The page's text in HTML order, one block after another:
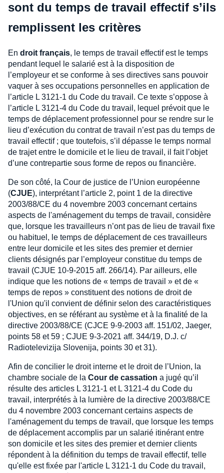
sont du temps de travail effectif s’ils
remplissent les critères
En droit français, le temps de travail effectif est le temps
pendant lequel le salarié est à la disposition de
l’employeur et se conforme à ses directives sans pouvoir
vaquer à ses occupations personnelles en application de
l’article L 3121-1 du Code du travail. Ce texte s’oppose à
l’article L 3121-4 du Code du travail, lequel prévoit que le
temps de déplacement professionnel pour se rendre sur le
lieu d’exécution du contrat de travail n’est pas du temps de
travail effectif ; que toutefois, s’il dépasse le temps normal
de trajet entre le domicile et le lieu de travail, il fait l’objet
d’une contrepartie sous forme de repos ou financière.
De son côté, la Cour de justice de l’Union européenne
(CJUE), interprétant l’article 2, point 1 de la directive
2003/88/CE du 4 novembre 2003 concernant certains
aspects de l'aménagement du temps de travail, considère
que, lorsque les travailleurs n’ont pas de lieu de travail fixe
ou habituel, le temps de déplacement de ces travailleurs
entre leur domicile et les sites des premier et dernier
clients désignés par l’employeur constitue du temps de
travail (CJUE 10-9-2015 aff. 266/14). Par ailleurs, elle
indique que les notions de « temps de travail » et de «
temps de repos » constituent des notions de droit de
l'Union qu'il convient de définir selon des caractéristiques
objectives, en se référant au système et à la finalité de la
directive 2003/88/CE (CJCE 9-9-2003 aff. 151/02, Jaeger,
points 58 et 59 ; CJUE 9-3-2021 aff. 344/19, D.J. c/
Radiotelevizija Slovenija, points 30 et 31).
Afin de concilier le droit interne et le droit de l’Union, la
chambre sociale de la Cour de cassation a jugé qu’il
résulte des articles L 3121-1 et L 3121-4 du Code du
travail, interprétés à la lumière de la directive 2003/88/CE
du 4 novembre 2003 concernant certains aspects de
l'aménagement du temps de travail, que lorsque les temps
de déplacement accomplis par un salarié itinérant entre
son domicile et les sites des premier et dernier clients
répondent à la définition du temps de travail effectif, telle
qu'elle est fixée par l'article L 3121-1 du Code du travail,